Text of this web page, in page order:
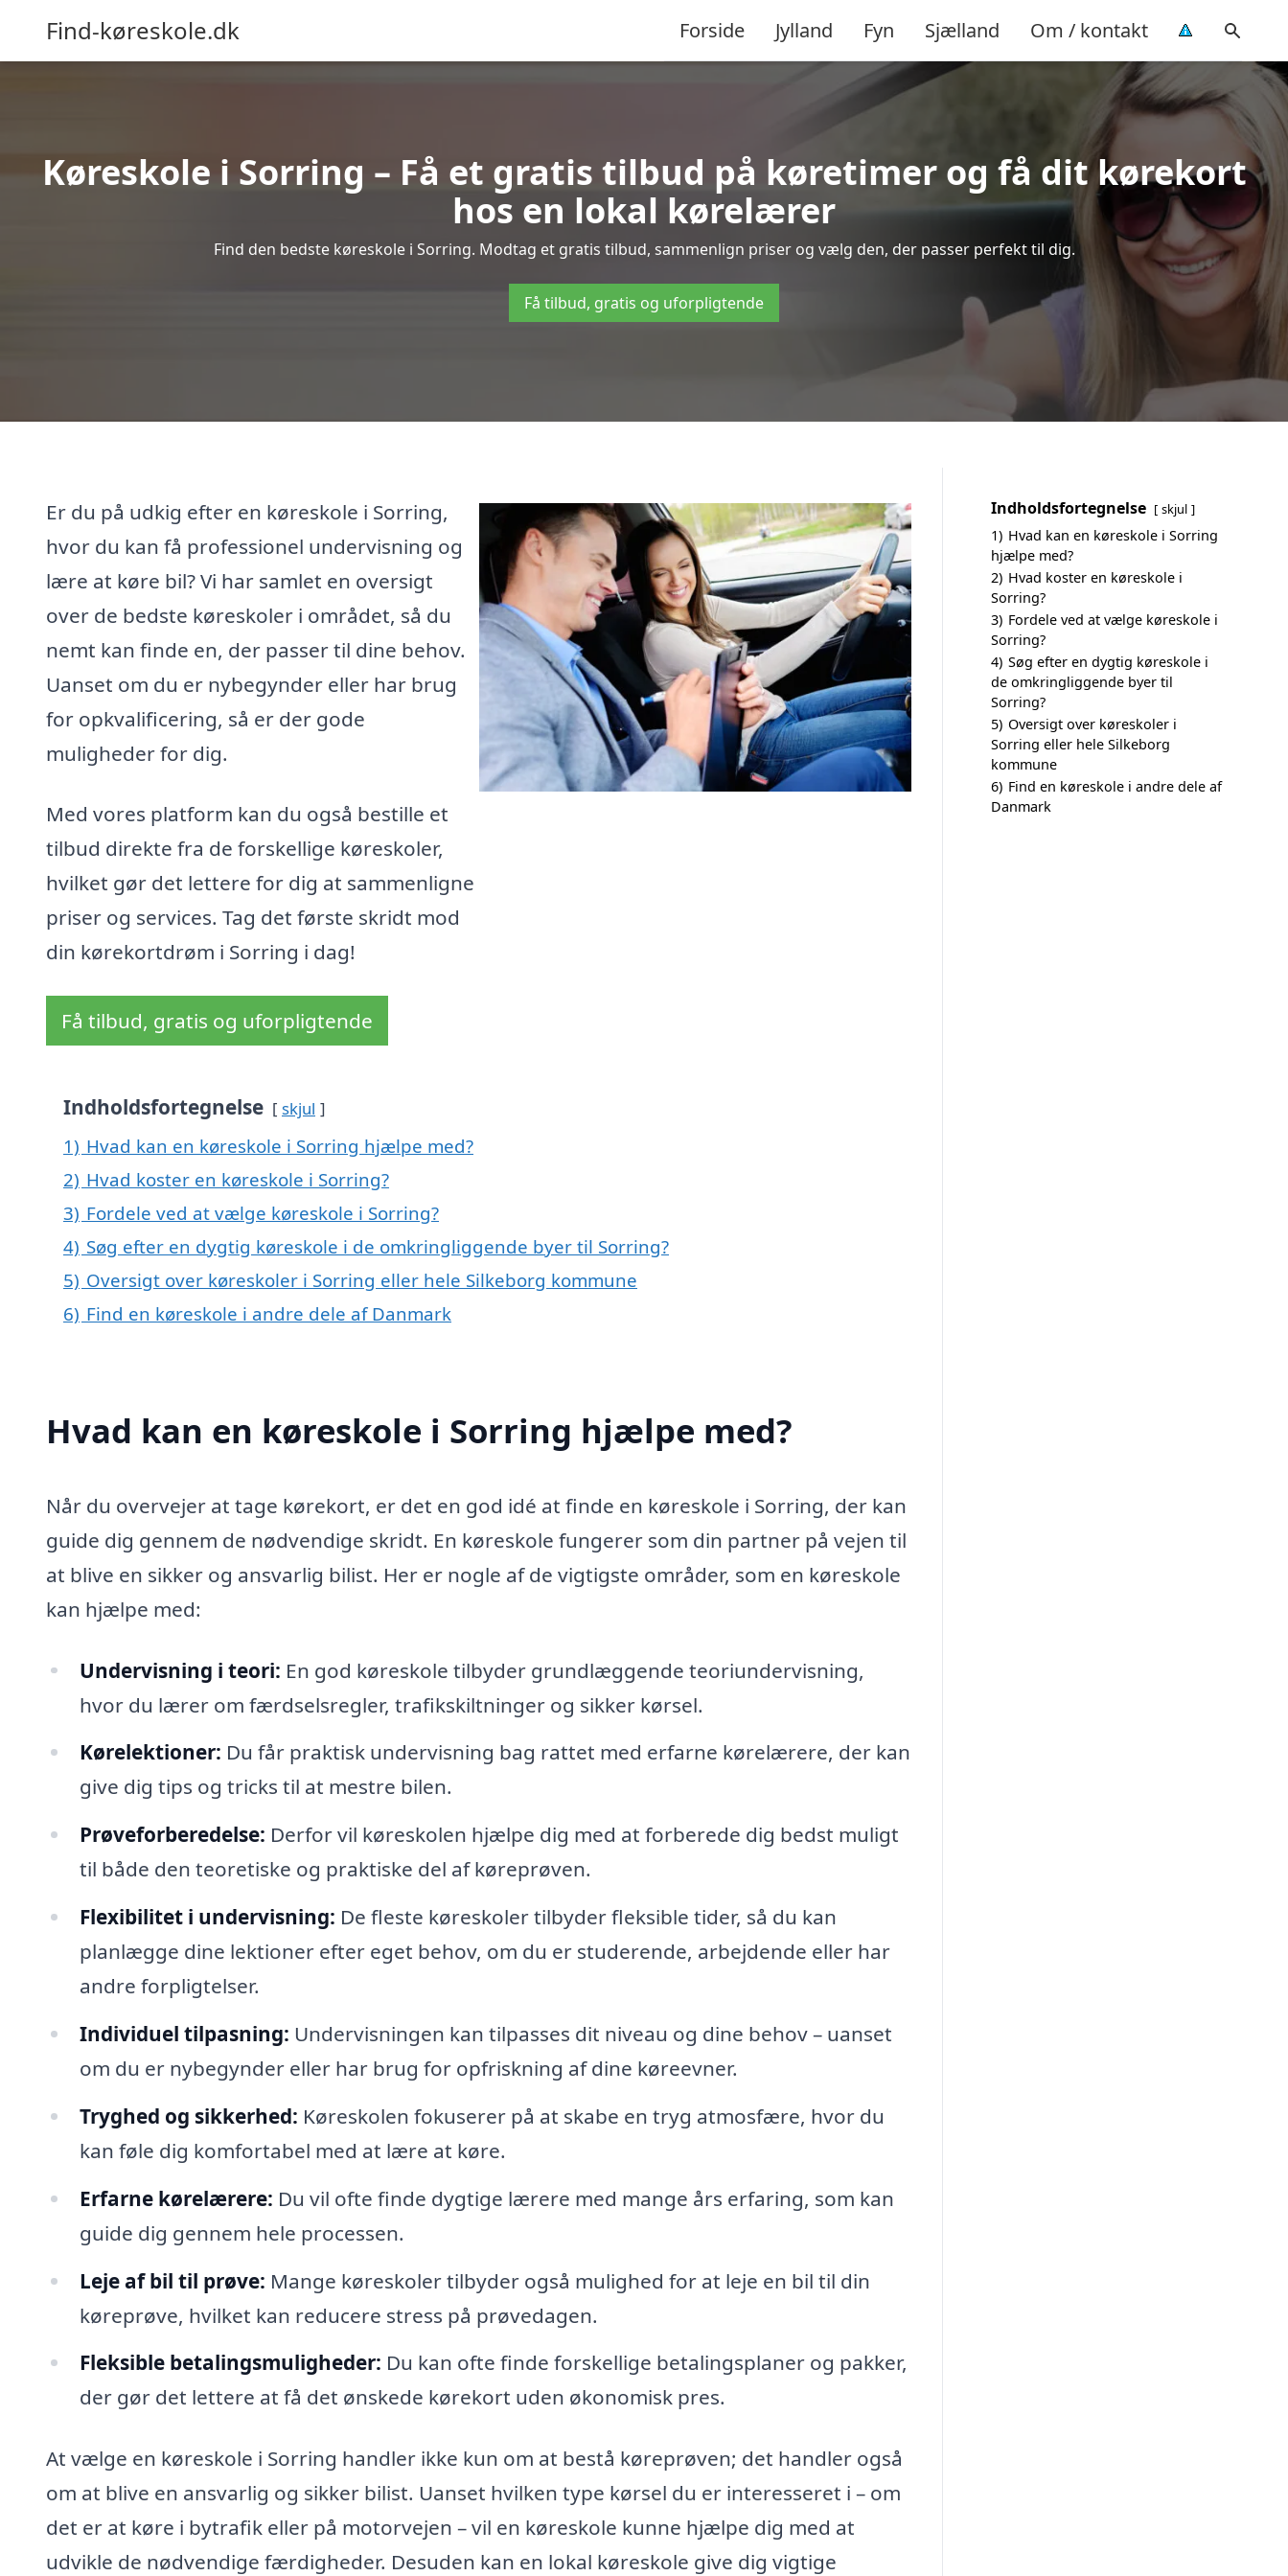
Find-køreskole.dk Forside Jylland Fyn Sjælland Om / kontakt
Køreskole i Sorring – Få et gratis tilbud på køretimer og få dit kørekort
hos en lokal kørelærer
Find den bedste køreskole i Sorring. Modtag et gratis tilbud, sammenlign priser og vælg den, der passer perfekt til dig.
Få tilbud, gratis og uforpligtende
Er du på udkig efter en køreskole i Sorring,
hvor du kan få professionel undervisning og
lære at køre bil? Vi har samlet en oversigt
over de bedste køreskoler i området, så du
nemt kan finde en, der passer til dine behov.
Uanset om du er nybegynder eller har brug
for opkvalificering, så er der gode
muligheder for dig.
Med vores platform kan du også bestille et
tilbud direkte fra de forskellige køreskoler,
hvilket gør det lettere for dig at sammenligne
priser og services. Tag det første skridt mod
din kørekortdrøm i Sorring i dag!
Få tilbud, gratis og uforpligtende
Indholdsfortegnelse skjul
1) Hvad kan en køreskole i Sorring hjælpe med?
2) Hvad koster en køreskole i Sorring?
3) Fordele ved at vælge køreskole i Sorring?
4) Søg efter en dygtig køreskole i de omkringliggende byer til Sorring?
5) Oversigt over køreskoler i Sorring eller hele Silkeborg kommune
6) Find en køreskole i andre dele af Danmark
Hvad kan en køreskole i Sorring hjælpe med?
Når du overvejer at tage kørekort, er det en god idé at finde en køreskole i Sorring, der kan
guide dig gennem de nødvendige skridt. En køreskole fungerer som din partner på vejen til
at blive en sikker og ansvarlig bilist. Her er nogle af de vigtigste områder, som en køreskole
kan hjælpe med:
Undervisning i teori: En god køreskole tilbyder grundlæggende teoriundervisning,
hvor du lærer om færdselsregler, trafikskiltninger og sikker kørsel.
Kørelektioner: Du får praktisk undervisning bag rattet med erfarne kørelærere, der kan
give dig tips og tricks til at mestre bilen.
Prøveforberedelse: Derfor vil køreskolen hjælpe dig med at forberede dig bedst muligt
til både den teoretiske og praktiske del af køreprøven.
Flexibilitet i undervisning: De fleste køreskoler tilbyder fleksible tider, så du kan
planlægge dine lektioner efter eget behov, om du er studerende, arbejdende eller har
andre forpligtelser.
Individuel tilpasning: Undervisningen kan tilpasses dit niveau og dine behov – uanset
om du er nybegynder eller har brug for opfriskning af dine køreevner.
Tryghed og sikkerhed: Køreskolen fokuserer på at skabe en tryg atmosfære, hvor du
kan føle dig komfortabel med at lære at køre.
Erfarne kørelærere: Du vil ofte finde dygtige lærere med mange års erfaring, som kan
guide dig gennem hele processen.
Leje af bil til prøve: Mange køreskoler tilbyder også mulighed for at leje en bil til din
køreprøve, hvilket kan reducere stress på prøvedagen.
Fleksible betalingsmuligheder: Du kan ofte finde forskellige betalingsplaner og pakker,
der gør det lettere at få det ønskede kørekort uden økonomisk pres.
At vælge en køreskole i Sorring handler ikke kun om at bestå køreprøven; det handler også
om at blive en ansvarlig og sikker bilist. Uanset hvilken type kørsel du er interesseret i – om
det er at køre i bytrafik eller på motorvejen – vil en køreskole kunne hjælpe dig med at
udvikle de nødvendige færdigheder. Desuden kan en lokal køreskole give dig vigtige
Indholdsfortegnelse skjul
1) Hvad kan en køreskole i Sorring
hjælpe med?
2) Hvad koster en køreskole i
Sorring?
3) Fordele ved at vælge køreskole i
Sorring?
4) Søg efter en dygtig køreskole i
de omkringliggende byer til
Sorring?
5) Oversigt over køreskoler i
Sorring eller hele Silkeborg
kommune
6) Find en køreskole i andre dele af
Danmark